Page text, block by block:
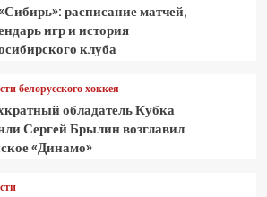
расписание матчей,
игр и история
клуба
белорусского хоккея
обладатель Кубка
Сергей Брылин возглавил
«Динамо»